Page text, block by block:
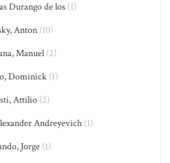
Durango de los (1)
Anton(10)
Manuel(2)
Dominick (1)
Attilio(2)
Andreyevich(1)
Jorge (1)